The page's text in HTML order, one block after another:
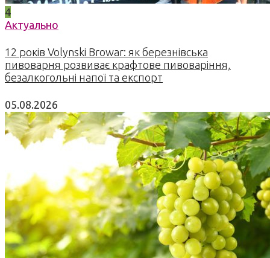
4
Актуально
12 років Volynski Browar: як березнівська
пивоварня розвиває крафтове пивоваріння,
безалкогольні напої та експорт
05.08.2026